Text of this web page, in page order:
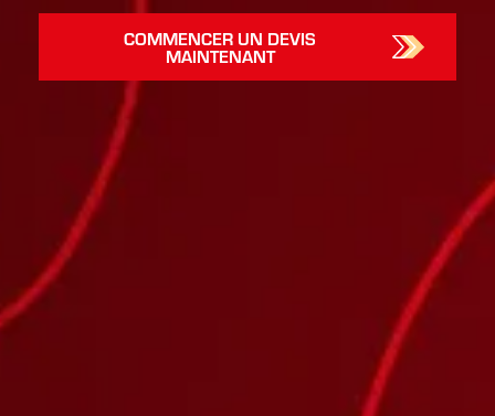
COMMENCER UN DEVIS
MAINTENANT